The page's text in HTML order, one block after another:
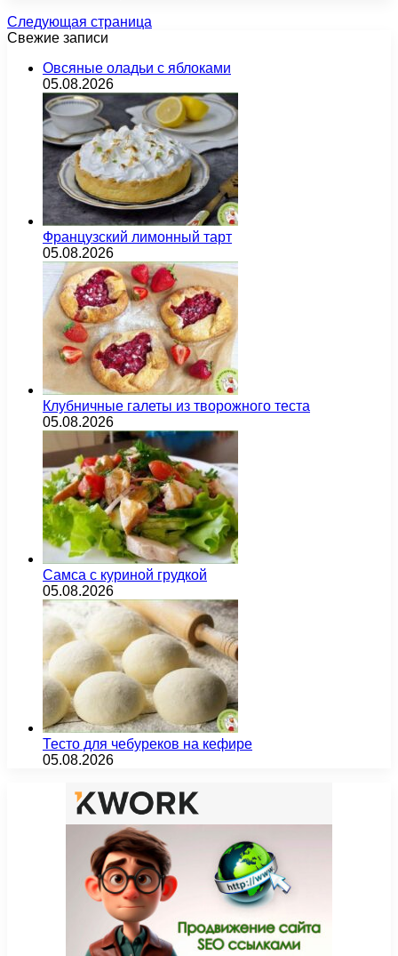
Следующая страница
Свежие записи
Овсяные оладьи с яблоками
05.08.2026
Французский лимонный тарт
05.08.2026
Клубничные галеты из творожного теста
05.08.2026
Самса с куриной грудкой
05.08.2026
Тесто для чебуреков на кефире
05.08.2026